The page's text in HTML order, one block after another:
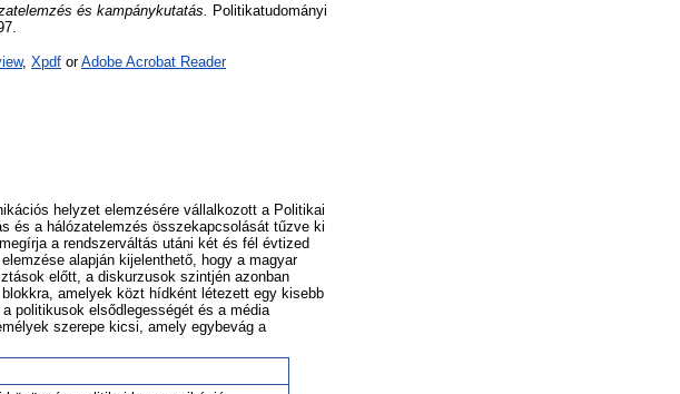
és kampánykutatás.
Politikatudományi
, Xpdf orAdobe Acrobat Reader
helyzet elemzésére vállalkozott a Politikai
és a hálózatelemzés összekapcsolását tűzve ki
a rendszerváltás utáni két és fél évtized
alapján kijelenthető, hogy a magyar
előtt, a diskurzusok szintjén azonban
amelyek közt hídként létezett egy kisebb
politikusok elsődlegességét és a média
szerepe kicsi, amely egybevág a